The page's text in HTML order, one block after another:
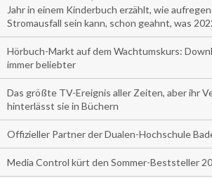
Jahr in einem Kinderbuch erzählt, wie
Stromausfall sein kann, schon geahnt, was
Hörbuch-Markt auf dem Wachtumskurs:
immer beliebter
Das größte TV-Ereignis aller Zeiten, aber ihr
hinterlässt sie in Büchern
Offizieller Partner der Dualen-Hochschule
Media Control kürt den Sommer-Beststeller